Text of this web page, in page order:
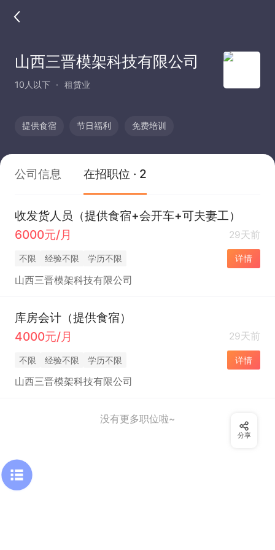
山西三晋模架科技有限公司
10人以下 租赁业
提供食宿 节日福利 免费培训
公司信息 在招职位 · 2
收发货人员（提供食宿+会开车+可夫妻工）
6000元/月
29天前
不限 经验不限 学历不限 详情
山西三晋模架科技有限公司
库房会计（提供食宿）
4000元/月
29天前
不限 经验不限 学历不限 详情
山西三晋模架科技有限公司
没有更多职位啦~
分享